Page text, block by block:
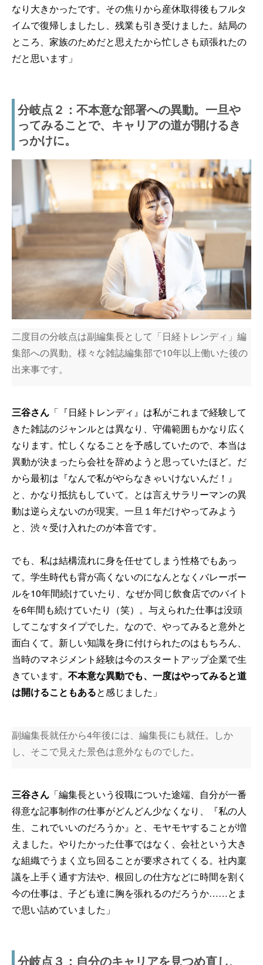
なり大きかったです。その焦りから産休取得後もフルタ
イムで復帰しましたし、残業も引き受けました。結局の
ところ、家族のためだと思えたから忙しさも頑張れたの
だと思います」
分岐点２：不本意な部署への異動。一旦や
ってみることで、キャリアの道が開けるき
っかけに。
二度目の分岐点は副編集長として「日経トレンディ」編
集部への異動。様々な雑誌編集部で10年以上働いた後の
出来事です。
三谷さん 「『日経トレンディ』は私がこれまで経験して
きた雑誌のジャンルとは異なり、守備範囲もかなり広く
なります。忙しくなることを予感していたので、本当は
異動が決まったら会社を辞めようと思っていたほど。だ
から最初は『なんで私がやらなきゃいけないんだ！』
と、かなり抵抗もしていて。とは言えサラリーマンの異
動は逆らえないのが現実。一旦１年だけやってみよう
と、渋々受け入れたのが本音です。
でも、私は結構流れに身を任せてしまう性格でもあっ
て。学生時代も背が高くないのになんとなくバレーボー
ルを10年間続けていたり、なぜか同じ飲食店でのバイト
を6年間も続けていたり（笑）。与えられた仕事は没頭
してこなすタイプでした。なので、やってみると意外と
面白くて。新しい知識を身に付けられたのはもちろん、
当時のマネジメント経験は今のスタートアップ企業で生
きています。 不本意な異動でも、一度はやってみると道
は開けることもあると感じました」
副編集長就任から4年後には、編集長にも就任。しか
し、そこで見えた景色は意外なものでした。
三谷さん 「編集長という役職についた途端、自分が一番
得意な記事制作の仕事がどんどん少なくなり、『私の人
生、これでいいのだろうか』と、モヤモヤすることが増
えました。やりたかった仕事ではなく、会社という大き
な組織でうまく立ち回ることが要求されてくる。社内稟
議を上手く通す方法や、根回しの仕方などに時間を割く
今の仕事は、子ども達に胸を張れるのだろうか……とま
で思い詰めていました」
分岐点３：自分のキャリアを見つめ直し、